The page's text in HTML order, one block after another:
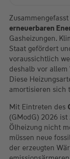
erneuerbaren
Gasheizungen.
Staat gefördert
voraussichtlich
deshalb vor
Diese
amortisieren sich
Mit Eintreten des
(GModG) 2026
Ölheizung nicht
müssen neue
der erzeugten